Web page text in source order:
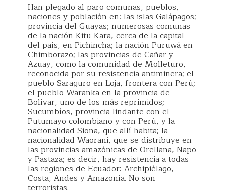
Han plegado al paro comunas, pueblos,
naciones y población en: las islas Galápagos;
provincia del Guayas; numerosas comunas
de la nación Kitu Kara, cerca de la capital
del país, en Pichincha; la nación Puruwá en
Chimborazo; las provincias de Cañar y
Azuay, como la comunidad de Molleturo,
reconocida por su resistencia antiminera; el
pueblo Saraguro en Loja, frontera con Perú;
el pueblo Waranka en la provincia de
Bolívar, uno de los más reprimidos;
Sucumbíos, provincia lindante con el
Putumayo colombiano y con Perú, y la
nacionalidad Siona, que allí habita; la
nacionalidad Waorani, que se distribuye en
las provincias amazónicas de Orellana, Napo
y Pastaza; es decir, hay resistencia a todas
las regiones de Ecuador: Archipiélago,
Costa, Andes y Amazonía. No son
terroristas.